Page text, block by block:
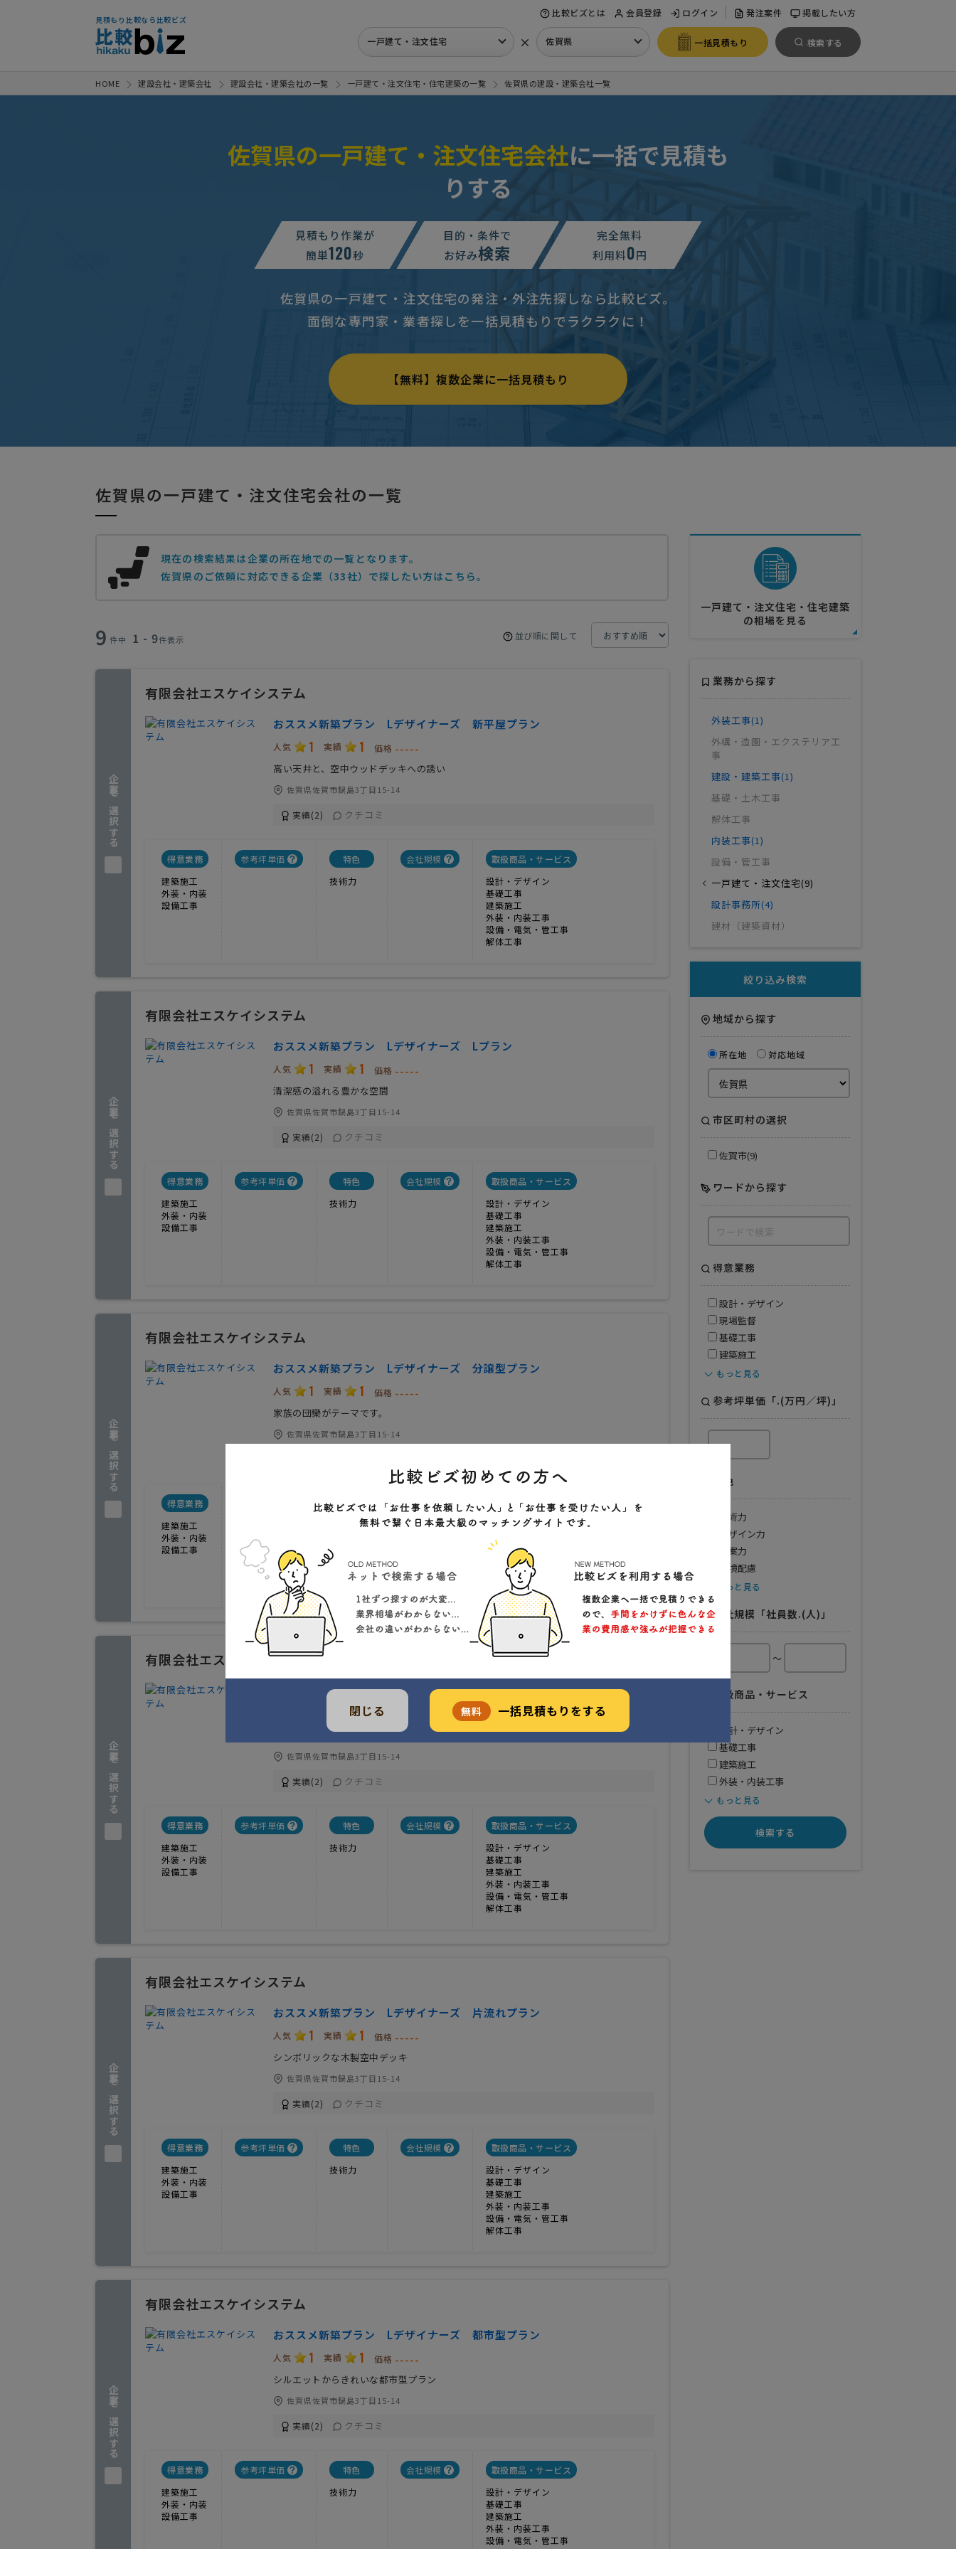
見積もり比較なら比較ビズ
比較ビズとは 会員登録 ログイン 発注案件 掲載したい方
一戸建て・注文住宅 × 佐賀県 一括見積もり 検索する
HOME 建設会社・建築会社 建設会社・建築会社の一覧 一戸建て・注文住宅・住宅建築の一覧 佐賀県の建設・建築会社一覧
佐賀県の一戸建て・注文住宅会社に一括で見積も
りする
見積もり作業が
簡単120秒
目的・条件で
お好み検索
完全無料
利用料0円
佐賀県の一戸建て・注文住宅の発注・外注先探しなら比較ビズ。
面倒な専門家・業者探しを一括見積もりでラクラクに！
【無料】複数企業に一括見積もり
佐賀県の一戸建て・注文住宅会社の一覧
現在の検索結果は企業の所在地での一覧となります。
佐賀県のご依頼に対応できる企業（33社）で探したい方はこちら。
9 件中 1 - 9件表示 並び順に関して
企業を選択する
有限会社エスケイシステム
おススメ新築プラン Lデザイナーズ 新平屋プラン
人気 1 実績 1 価格 -----
高い天井と、空中ウッドデッキへの誘い
佐賀県佐賀市鍋島3丁目15-14
実績(2) クチコミ
得意業務
建築施工
外装・内装
設備工事
参考坪単価
特色
技術力
会社規模
取扱商品・サービス
設計・デザイン
基礎工事
建築施工
外装・内装工事
設備・電気・管工事
解体工事
企業を選択する
有限会社エスケイシステム
おススメ新築プラン Lデザイナーズ Lプラン
人気 1 実績 1 価格 -----
清潔感の溢れる豊かな空間
佐賀県佐賀市鍋島3丁目15-14
実績(2) クチコミ
得意業務
建築施工
外装・内装
設備工事
参考坪単価
特色
技術力
会社規模
取扱商品・サービス
設計・デザイン
基礎工事
建築施工
外装・内装工事
設備・電気・管工事
解体工事
企業を選択する
有限会社エスケイシステム
おススメ新築プラン Lデザイナーズ 分譲型プラン
人気 1 実績 1 価格 -----
家族の団欒がテーマです。
佐賀県佐賀市鍋島3丁目15-14
得意業務
建築施工
外装・内装
設備工事
特色
会社規模
取扱商品・サービス
設計・デザイン
基礎工事
建築施工
外装・内装工事
設備・電気・管工事
解体工事
企業を選択する
有限会社エスケイシステム
おススメ新築プラン Lデザイナーズ 郊外型プラン
1 価格
太陽光パネルが似合う郊外型プラン
佐賀県佐賀市鍋島3丁目15-14
実績(2) クチコミ
得意業務
建築施工
外装・内装
設備工事
参考坪単価
特色
技術力
会社規模
取扱商品・サービス
設計・デザイン
基礎工事
建築施工
外装・内装工事
設備・電気・管工事
解体工事
企業を選択する
有限会社エスケイシステム
おススメ新築プラン Lデザイナーズ 片流れプラン
人気 1 実績 1 価格 -----
シンボリックな木製空中デッキ
佐賀県佐賀市鍋島3丁目15-14
実績(2) クチコミ
得意業務
建築施工
外装・内装
設備工事
参考坪単価
特色
技術力
会社規模
取扱商品・サービス
設計・デザイン
基礎工事
建築施工
外装・内装工事
設備・電気・管工事
解体工事
企業を選択する
有限会社エスケイシステム
おススメ新築プラン Lデザイナーズ 都市型プラン
人気 1 実績 1 価格 -----
シルエットからきれいな都市型プラン
佐賀県佐賀市鍋島3丁目15-14
実績(2) クチコミ
得意業務
建築施工
外装・内装
設備工事
参考坪単価
特色
技術力
会社規模
取扱商品・サービス
設計・デザイン
基礎工事
建築施工
外装・内装工事
設備・電気・管工事
一戸建て・注文住宅・住宅建築
の相場を見る
業務から探す
外装工事(1)
外構・造園・エクステリア工
事
建設・建築工事(1)
基礎・土木工事
解体工事
内装工事(1)
設備・管工事
一戸建て・注文住宅(9)
設計事務所(4)
建材（建築資材）
絞り込み検索
地域から探す
所在地 対応地域
市区町村の選択
佐賀市(9)
ワードから探す
得意業務
設計・デザイン
現場監督
基礎工事
建築施工
もっと見る
参考坪単価「.(万円／坪)」
特色
技術力
デザイン力
提案力
環境配慮
もっと見る
会社規模「社員数.(人)」
～
取扱商品・サービス
設計・デザイン
基礎工事
建築施工
外装・内装工事
もっと見る
検索する
閉じる 無料 一括見積もりをする